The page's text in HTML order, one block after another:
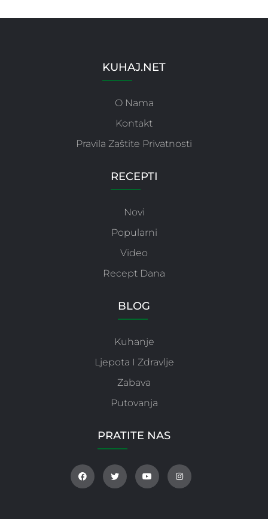
KUHAJ.NET
O Nama
Kontakt
Pravila Zaštite Privatnosti
RECEPTI
Novi
Popularni
Video
Recept Dana
BLOG
Kuhanje
Ljepota I Zdravlje
Zabava
Putovanja
PRATITE NAS